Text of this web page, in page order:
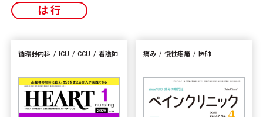
は行
循環器内科 ICU CCU 看護師 痛み 慢性疼痛 医師